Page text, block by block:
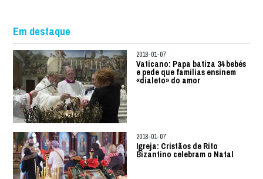
Em destaque
2018-01-07
Vaticano: Papa batiza 34 bebés
e pede que famílias ensinem
«dialeto» do amor
2018-01-07
Igreja: Cristãos de Rito
Bizantino celebram o Natal